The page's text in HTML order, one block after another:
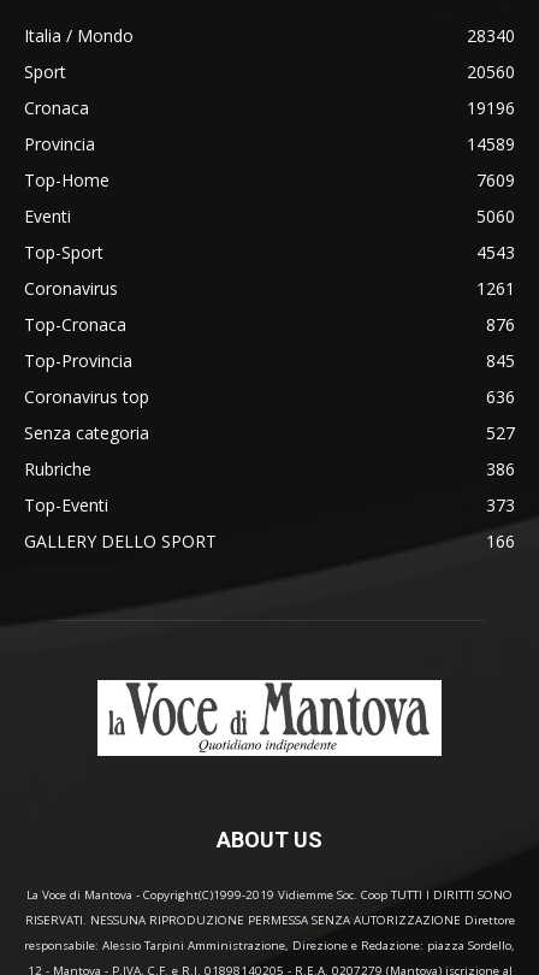
Italia / Mondo
28340
Sport
20560
Cronaca
19196
Provincia
14589
Top-Home
7609
Eventi
5060
Top-Sport
4543
Coronavirus
1261
Top-Cronaca
876
Top-Provincia
845
Coronavirus top
636
Senza categoria
527
Rubriche
386
Top-Eventi
373
GALLERY DELLO SPORT
166
ABOUT US
La Voce di Mantova - Copyright(C)1999-2019 Vidiemme Soc. Coop TUTTI I DIRITTI SONO
RISERVATI. NESSUNA RIPRODUZIONE PERMESSA SENZA AUTORIZZAZIONE Direttore
responsabile: Alessio Tarpini Amministrazione, Direzione e Redazione: piazza Sordello,
12 - Mantova - P.IVA, C.F. e R.I. 01898140205 - R.E.A. 0207279 (Mantova) iscrizione al